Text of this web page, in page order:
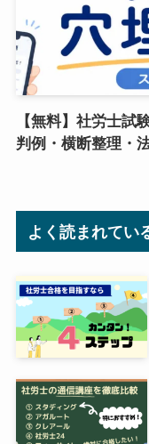
【無料】社労士試
判例・横断整理・
よく読まれてい